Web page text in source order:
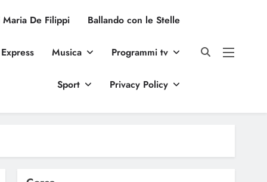
De Filippi Ballando con le Stelle
Musica Programmi tv
Sport Privacy Policy